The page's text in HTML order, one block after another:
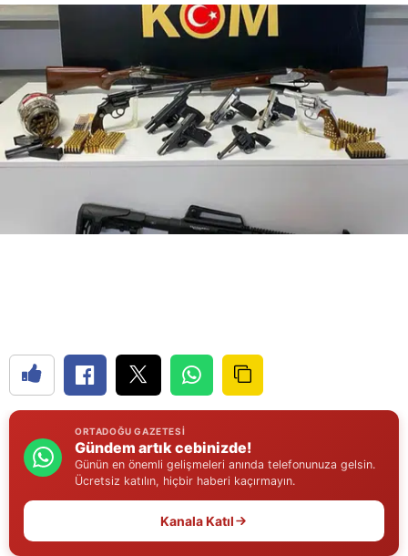
Bingöl
Bolu
Burdur
Bursa
Çankırı
Edirne
Erzincan
Erzurum
ORTADOĞU GAZETESI
Gündem artık cebinizde!
Günün en önemli gelişmeleri anında telefonunuza gelsin.
Ücretsiz katılın, hiçbir haberi kaçırmayın.
Kanala Katıl